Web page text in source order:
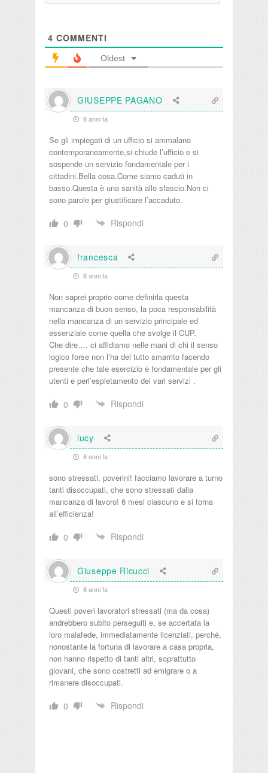
4 COMMENTI
Oldest
GIUSEPPE PAGANO
8 anni fa
Se gli impiegati di un ufficio si ammalano
contemporaneamente,si chiude l’ufficio e si
sospende un servizio fondamentale per i
cittadini.Bella cosa.Come siamo caduti in
basso.Questa è una sanità allo sfascio.Non ci
sono parole per giustificare l’accaduto.
0 Rispondi
francesca
8 anni fa
Non saprei proprio come definirla questa
mancanza di buon senso, la poca responsabilità
nella mancanza di un servizio principale ed
essenziale come quella che svolge il CUP.
Che dire…. ci affidiamo nelle mani di chi il senso
logico forse non l’ha del tutto smarrito facendo
presente che tale esercizio è fondamentale per gli
utenti e perl’espletamento dei vari servizi .
0 Rispondi
lucy
8 anni fa
sono stressati, poverini! facciamo lavorare a turno
tanti disoccupati, che sono stressati dalla
mancanza di lavoro! 6 mesi ciascuno e si torna
all’efficienza!
0 Rispondi
Giuseppe Ricucci
8 anni fa
Questi poveri lavoratori stressati (ma da cosa)
andrebbero subito perseguiti e, se accertata la
loro malafede, immediatamente licenziati, perché,
nonostante la fortuna di lavorare a casa propria,
non hanno rispetto di tanti altri, soprattutto
giovani, che sono costretti ad emigrare o a
rimanere disoccupati.
0 Rispondi